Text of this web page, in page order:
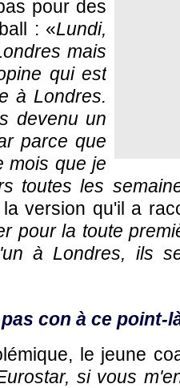
pour des
: «Lundi,
mais
qui est
à Londres.
devenu un
parce que
mois que je
toutes les
version qu'il a
pour la toute
à Londres, ils
con à ce point-
le jeune
si vous